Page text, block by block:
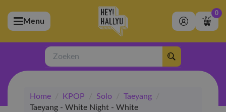
(Artiesten)
(Merchandise)
(Exclusive)
(Winkel)
Menu
0
Zoeken
Home / KPOP / Solo / Taeyang
/
Taeyang - White Night - White